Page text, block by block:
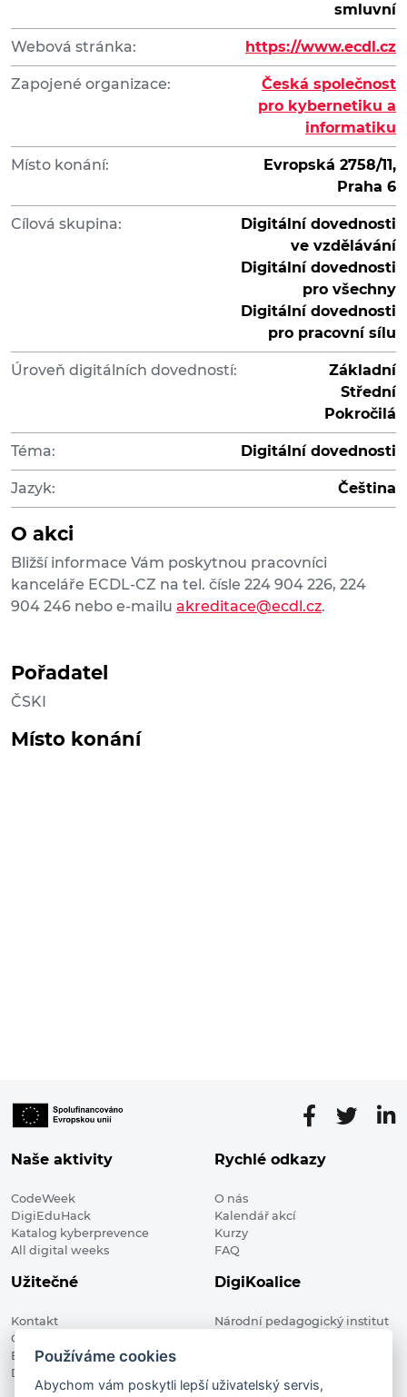
smluvní
Webová stránka: https://www.ecdl.cz
Zapojené organizace:
Česká společnost
pro kybernetiku a
informatiku
Místo konání:
Evropská 2758/11,
Praha 6
Cílová skupina:
Digitální dovednosti
ve vzdělávání
Digitální dovednosti
pro všechny
Digitální dovednosti
pro pracovní sílu
Úroveň digitálních dovedností:
Základní
Střední
Pokročilá
Téma: Digitální dovednosti
Jazyk: Čeština
O akci
Bližší informace Vám poskytnou pracovníci
kanceláře ECDL-CZ na tel. čísle 224 904 226, 224
904 246 nebo e-mailu akreditace@ecdl.cz.
Pořadatel
ČSKI
Místo konání
Naše aktivity
CodeWeek
DigiEduHack
Katalog kyberprevence
All digital weeks
Rychlé odkazy
O nás
Kalendář akcí
Kurzy
FAQ
Užitečné
Kontakt
Členské organizace
Blog
Digitalizace ve vzdělávání
DigiKoalice
Národní pedagogický institut
Používáme cookies
Abychom vám poskytli lepší uživatelský servis,